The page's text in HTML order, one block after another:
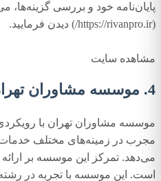
پایان‌نامه خود و بررسی گزینه‌ها،
(https://rivanpro.ir/) دیدن فرمایید.
مشاهده سایت
4. موسسه مشاوران تهران
موسسه مشاوران تهران با
مجرب در زمینه‌های مختلف خدمات
می‌دهد. تمرکز این موسسه بر
است. این موسسه با تجربه در